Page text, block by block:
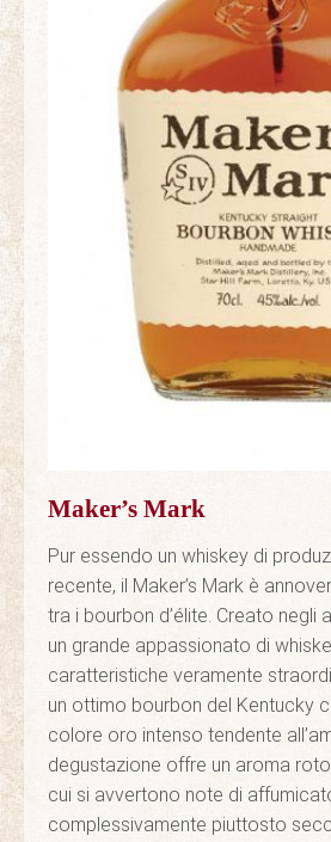
Maker’s Mark
Pur essendo un whiskey di
recente, il Maker’s Mark è
tra i bourbon d’élite. Creato negli
un grande appassionato di
caratteristiche veramente
un ottimo bourbon del Kentucky
colore oro intenso tendente
degustazione offre un aroma
cui si avvertono note di
complessivamente piuttosto